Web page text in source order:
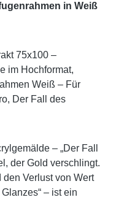
in Weiß
75x100 –
im Hochformat,
Weiß – Für
Der Fall des
– „Der Fall
der Gold verschlingt.
den Verlust von Wert
– ist ein